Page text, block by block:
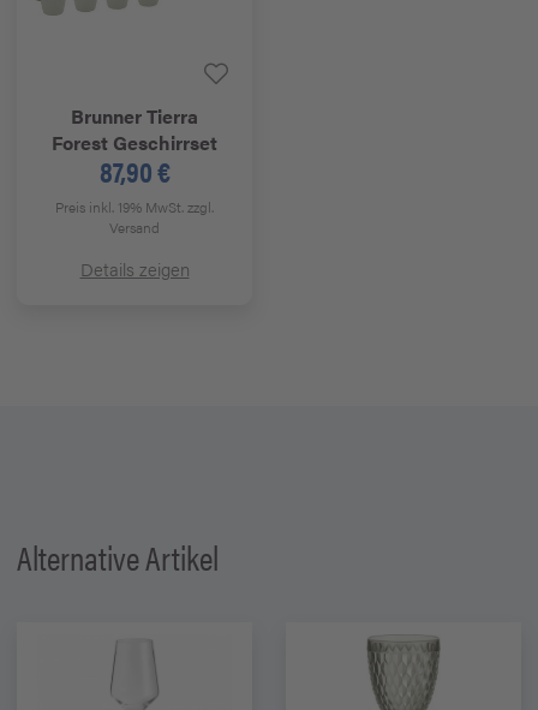
BrunnerTierra
Forest Geschirrset
87,90 €
Preis inkl. 19% MwSt.zzgl.
Versand
Details zeigen
Alternative Artikel